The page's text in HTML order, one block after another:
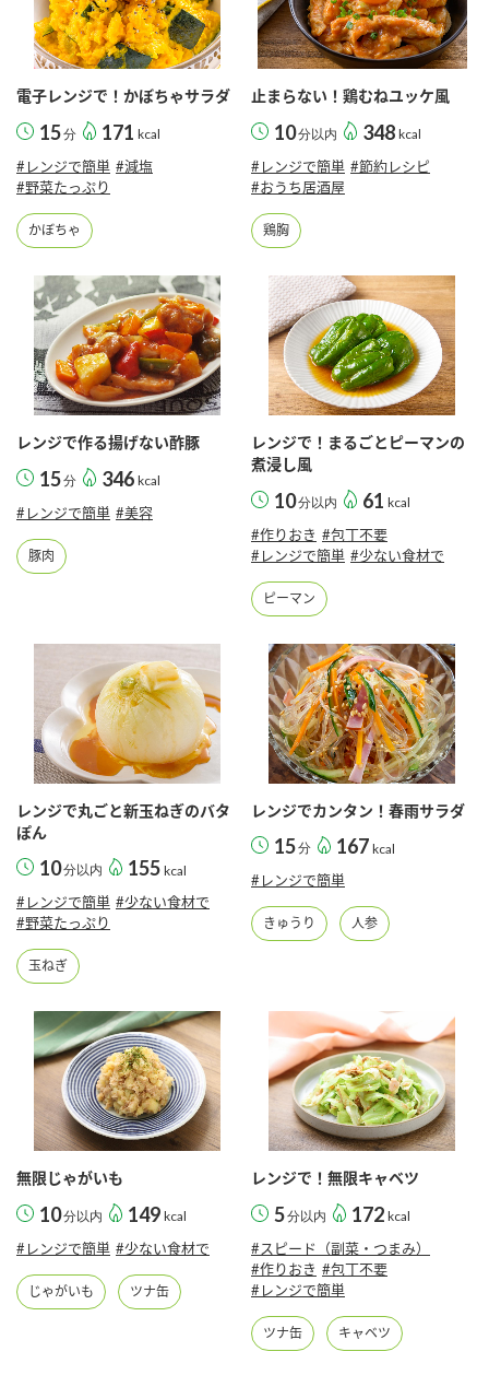
電子レンジで！かぼちゃサラダ
15分 171 kcal
#レンジで簡単 #減塩
#野菜たっぷり
かぼちゃ
止まらない！鶏むねユッケ風
10分以内 348 kcal
#レンジで簡単 #節約レシピ
#おうち居酒屋
鶏胸
レンジで作る揚げない酢豚
15分 346 kcal
#レンジで簡単 #美容
豚肉
レンジで！まるごとピーマンの
煮浸し風
10分以内 61 kcal
#作りおき #包丁不要
#レンジで簡単 #少ない食材で
ピーマン
レンジで丸ごと新玉ねぎのバタ
ぽん
10分以内 155 kcal
#レンジで簡単 #少ない食材で
#野菜たっぷり
玉ねぎ
レンジでカンタン！春雨サラダ
15分 167 kcal
#レンジで簡単
きゅうり 人参
無限じゃがいも
10分以内 149 kcal
#レンジで簡単 #少ない食材で
じゃがいも ツナ缶
レンジで！無限キャベツ
5分以内 172 kcal
#スピード（副菜・つまみ）
#作りおき #包丁不要
#レンジで簡単
ツナ缶 キャベツ